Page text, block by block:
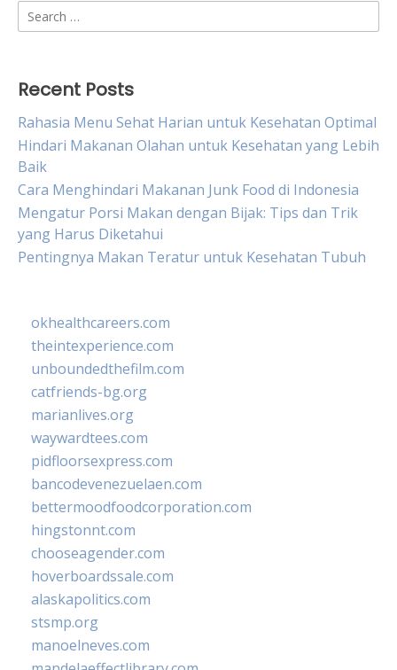
Search
for:
Recent Posts
Rahasia Menu Sehat Harian untuk Kesehatan Optimal
Hindari Makanan Olahan untuk Kesehatan yang Lebih
Baik
Cara Menghindari Makanan Junk Food di Indonesia
Mengatur Porsi Makan dengan Bijak: Tips dan Trik
yang Harus Diketahui
Pentingnya Makan Teratur untuk Kesehatan Tubuh
okhealthcareers.com
theintexperience.com
unboundedthefilm.com
catfriends-bg.org
marianlives.org
waywardtees.com
pidfloorsexpress.com
bancodevenezuelaen.com
bettermoodfoodcorporation.com
hingstonnt.com
chooseagender.com
hoverboardssale.com
alaskapolitics.com
stsmp.org
manoelneves.com